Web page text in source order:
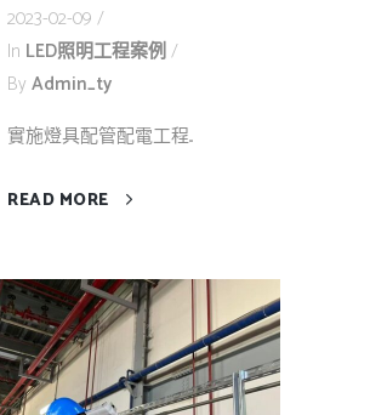
2023-02-09
In LED照明工程案例
By Admin_ty
實施燈具配管配電工程...
READ MORE